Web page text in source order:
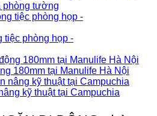
phòng tường
tiệc phòng họp -
180mm tại Manulife Hà Nội
kỹ thuật tại Campuchia